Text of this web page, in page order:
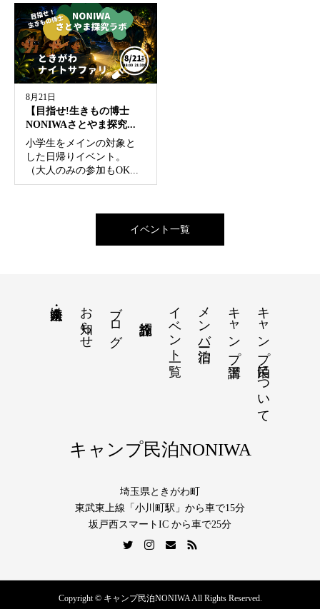
8月21日
【目指せ!生きもの博士
NONIWAさとやま探究...
小学生をメインの対象と
した日帰りイベント。
（大人のみの参加もOK...
イベント一覧
キャンプ民泊について
キャンプ講習
メンバー宿泊
イベント一覧
ブログ
お知らせ
法人・企業向け
キャンプ民泊NONIWA
埼玉県ときがわ町
東武東上線「小川町駅」から車で15分
坂戸西スマートIC から車で25分
Copyright © キャンプ民泊NONIWA All Rights Reserved.